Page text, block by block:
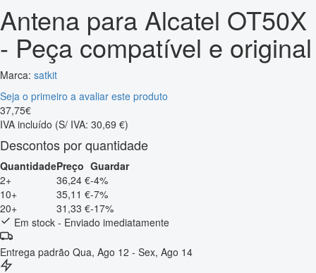
Antena para Alcatel OT50X
- Peça compatível e original
Marca: satkit
Seja o primeiro a avaliar este produto
37,75€
IVA incluído (S/ IVA: 30,69 €)
Descontos por quantidade
QuantidadePreço Guardar
2+
36,24 €-4%
10+
35,11 €-7%
20+
31,33 €-17%
Em stock - Enviado imediatamente
Entrega padrão Qua, Ago 12 - Sex, Ago 14